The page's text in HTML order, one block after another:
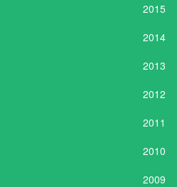
2015
2014
2013
2012
2011
2010
2009